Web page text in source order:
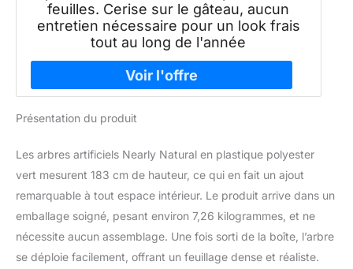
feuilles. Cerise sur le gâteau, aucun
entretien nécessaire pour un look frais
tout au long de l'année
Présentation du produit
Les arbres artificiels Nearly Natural en plastique polyester
vert mesurent 183 cm de hauteur, ce qui en fait un ajout
remarquable à tout espace intérieur. Le produit arrive dans un
emballage soigné, pesant environ 7,26 kilogrammes, et ne
nécessite aucun assemblage. Une fois sorti de la boîte, l’arbre
se déploie facilement, offrant un feuillage dense et réaliste.